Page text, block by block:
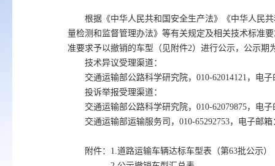
根据《中华人民共和国安全生产法》《中华人民
量检测和监督管理办法》等有关规定及相关技术标准
准要求予以撤销的车型（见附件2）进行公示，公示
技术异议受理渠道：
交通运输部公路科学研究院，010-62014121，电
投诉举报受理渠道：
交通运输部公路科学研究院，010-62079875，电
交通运输部运输服务司，010-65292753，电子邮
附件：1.道路运输车辆达标车型表（第63批公示）